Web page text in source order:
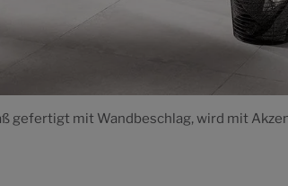
gefertigt mit Wandbeschlag, wird mit